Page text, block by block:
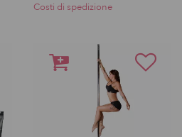
Costi di spedizione